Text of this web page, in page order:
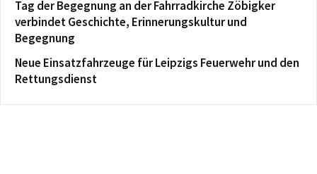
Tag der Begegnung an der Fahrradkirche Zöbigker
verbindet Geschichte, Erinnerungskultur und
Begegnung
Neue Einsatzfahrzeuge für Leipzigs Feuerwehr und den
Rettungsdienst